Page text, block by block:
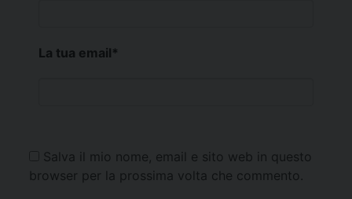
La tua email*
Salva il mio nome, email e sito web in questo
browser per la prossima volta che commento.